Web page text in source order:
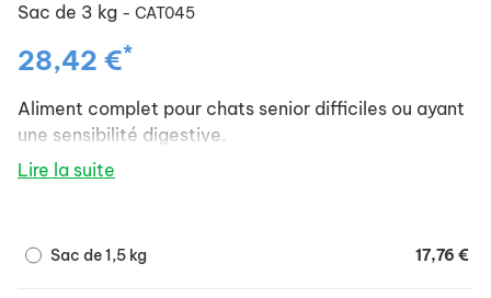
Sac de 3 kg - CAT045
28,42 €*
Aliment complet pour chats senior difficiles ou ayant
une sensibilité digestive.
Lire la suite
Sac de 1,5 kg 17,76 €